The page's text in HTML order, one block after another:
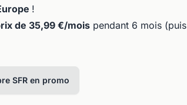
!
de 35,99 €/mois pendant 6 mois (puis
SFR en promo